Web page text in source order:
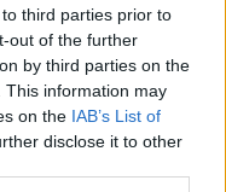
third parties prior to
out of the further
by third parties on the
This information may
on the IAB’s List of
disclose it to other